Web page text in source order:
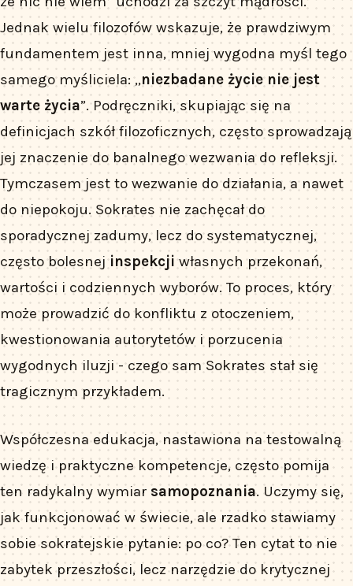
Jednak wielu filozofów wskazuje, że prawdziwym
fundamentem jest inna, mniej wygodna myśl tego
samego myśliciela: „niezbadane życie nie jest
warte życia”. Podręczniki, skupiając się na
definicjach szkół filozoficznych, często sprowadzają
jej znaczenie do banalnego wezwania do refleksji.
Tymczasem jest to wezwanie do działania, a nawet
do niepokoju. Sokrates nie zachęcał do
sporadycznej zadumy, lecz do systematycznej,
często bolesnejinspekcjiwłasnych przekonań,
wartości i codziennych wyborów. To proces, który
może prowadzić do konfliktu z otoczeniem,
kwestionowania autorytetów i porzucenia
wygodnych iluzji - czego sam Sokrates stał się
tragicznym przykładem.
Współczesna edukacja, nastawiona na testowalną
wiedzę i praktyczne kompetencje, często pomija
ten radykalny wymiar samopoznania. Uczymy się,
jak funkcjonować w świecie, ale rzadko stawiamy
sobie sokratejskie pytanie: po co? Ten cytat to nie
zabytek przeszłości, lecz narzędzie do krytycznej